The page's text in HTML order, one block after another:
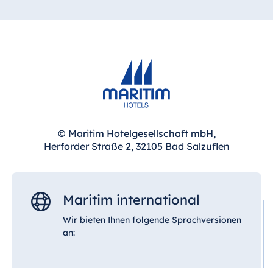
© Maritim Hotelgesellschaft mbH,
Herforder Straße 2, 32105 Bad Salzuflen
Maritim international
Wir bieten Ihnen folgende Sprachversionen
an: